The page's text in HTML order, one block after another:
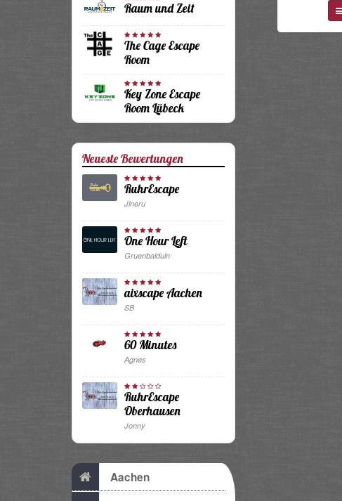
Raum und Zeit
The Cage Escape
Room
Key Zone Escape
Room Lübeck
Neueste Bewertungen
RuhrEscape
Jineru
One Hour Left
Gruenbalduin
aixscape Aachen
SB
60 Minutes
Agnes
RuhrEscape
Oberhausen
Jonny
Aachen